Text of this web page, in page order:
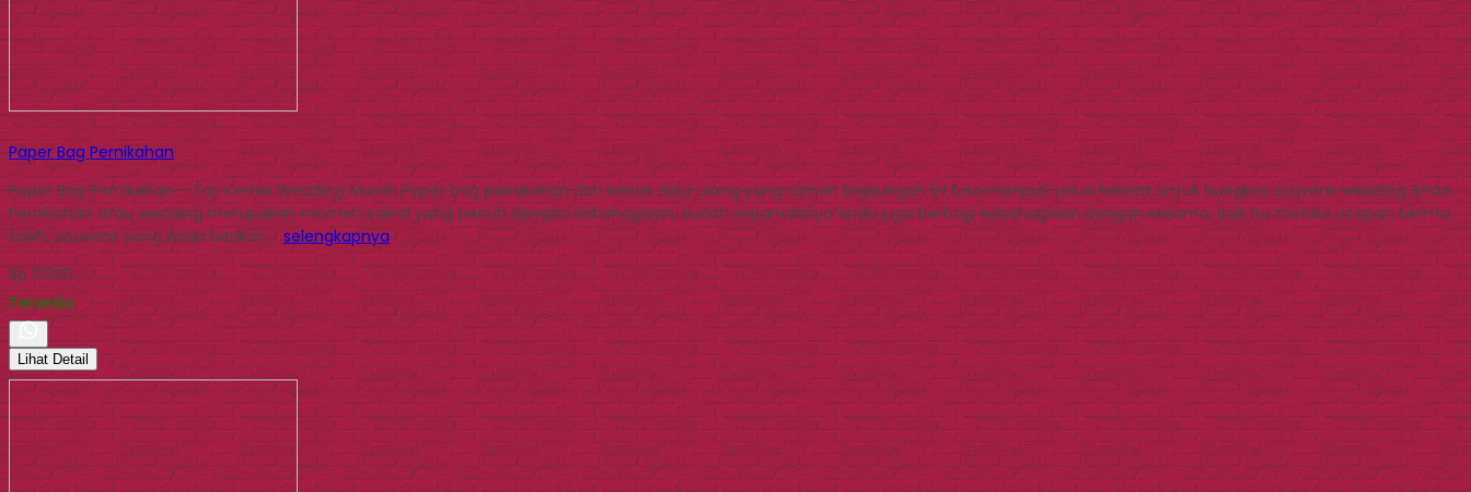
Paper Bag Pernikahan
Paper Bag Pernikahan – Tas Kertas Wedding Murah Paper bag pernikahan dari kertas daur ulang yang ramah lingkungan ini bisa menjadi solusi hemat untuk bungkus souvenir wedding Anda.
Pernikahan atau wedding merupakan momen sakral yang penuh dengan kebahagiaan, sudah sepantasnya Anda juga berbagi kebahagiaan dengan sesama. Baik itu melalui ucapan terima
kasih, souvenir yang Anda berikan,…selengkapnya
Rp 3.000
Tersedia
Lihat Detail